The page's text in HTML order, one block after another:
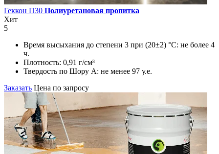
Геккон П30 Полиуретановая пропитка
Хит
5
Время высыхания до степени 3 при (20±2) °С: не более 4
ч.
Плотность: 0,91 г/см³
Твердость по Шору А: не менее 97 у.е.
Заказать Цена по запросу